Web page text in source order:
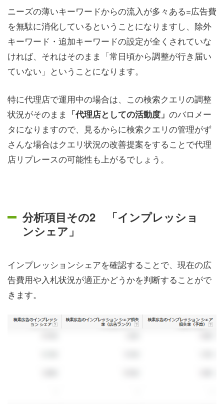
ニーズの薄いキーワードからの流入が多々ある=広告費
を無駄に消化しているということになりますし、除外
キーワード・追加キーワードの設定が全くされていな
ければ、それはそのまま「常日頃から調整が行き届い
ていない」ということになります。
特に代理店で運用中の場合は、この検索クエリの調整
状況がそのまま 「代理店としての活動度」 のバロメー
タになりますので、見るからに検索クエリの管理がず
さんな場合はクエリ状況の改善提案をすることで代理
店リプレースの可能性も上がるでしょう。
分析項目その2 「インプレッショ
ンシェア」
インプレッションシェアを確認することで、現在の広
告費用や入札状況が適正かどうかを判断することがで
きます。